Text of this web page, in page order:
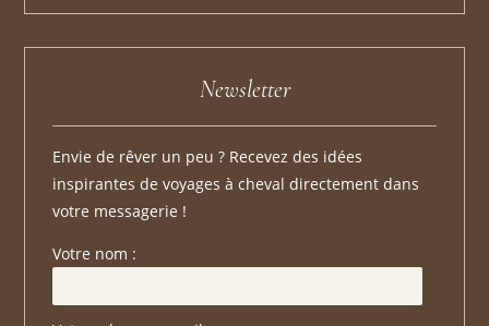
Newsletter
Envie de rêver un peu ? Recevez des idées
inspirantes de voyages à cheval directement dans
votre messagerie !
Votre nom :